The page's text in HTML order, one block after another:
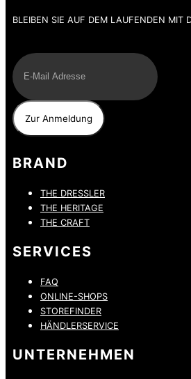
BLEIBEN SIE AUF DEM LAUFENDEN MIT
BRAND
THE DRESSLER
THE HERITAGE
THE CRAFT
SERVICES
FAQ
ONLINE-SHOPS
STOREFINDER
HÄNDLERSERVICE
UNTERNEHMEN